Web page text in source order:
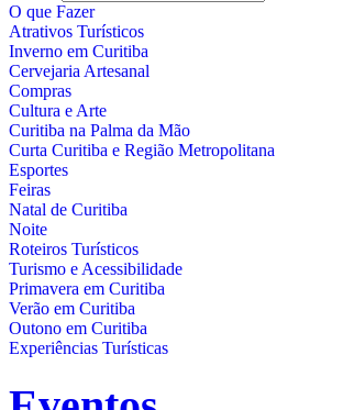
O que Fazer
Atrativos Turísticos
Inverno em Curitiba
Cervejaria Artesanal
Compras
Cultura e Arte
Curitiba na Palma da Mão
Curta Curitiba e Região Metropolitana
Esportes
Feiras
Natal de Curitiba
Noite
Roteiros Turísticos
Turismo e Acessibilidade
Primavera em Curitiba
Verão em Curitiba
Outono em Curitiba
Experiências Turísticas